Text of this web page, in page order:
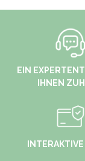
EIN
IHNEN